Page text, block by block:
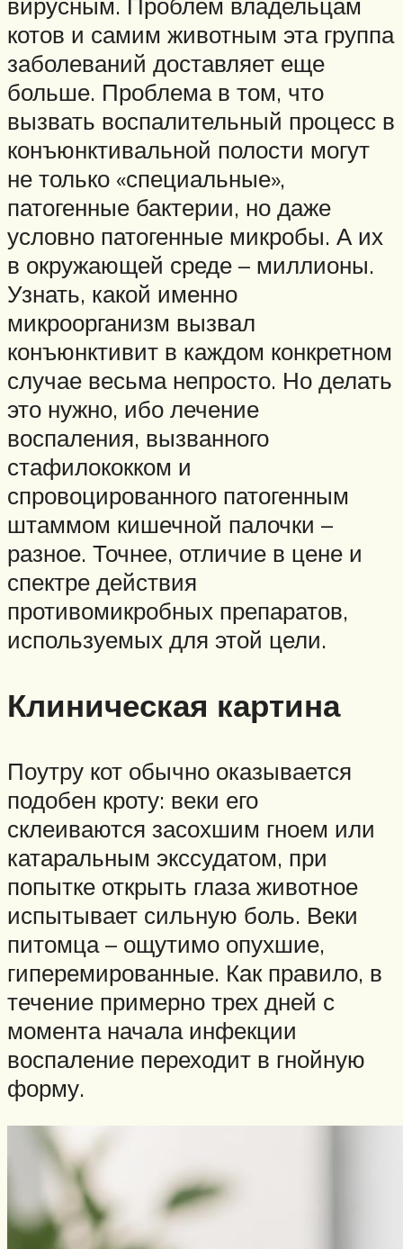
котов и самим животным эта группа
заболеваний доставляет еще
больше. Проблема в том, что
вызвать воспалительный процесс в
конъюнктивальной полости могут
не только «специальные»,
патогенные бактерии, но даже
условно патогенные микробы. А их
в окружающей среде – миллионы.
Узнать, какой именно
микроорганизм вызвал
конъюнктивит в каждом конкретном
случае весьма непросто. Но делать
это нужно, ибо лечение
воспаления, вызванного
стафилококком и
спровоцированного патогенным
штаммом кишечной палочки –
разное. Точнее, отличие в цене и
спектре действия
противомикробных препаратов,
используемых для этой цели.
Клиническая картина
Поутру кот обычно оказывается
подобен кроту: веки его
склеиваются засохшим гноем или
катаральным экссудатом, при
попытке открыть глаза животное
испытывает сильную боль. Веки
питомца – ощутимо опухшие,
гиперемированные. Как правило, в
течение примерно трех дней с
момента начала инфекции
воспаление переходит в гнойную
форму.